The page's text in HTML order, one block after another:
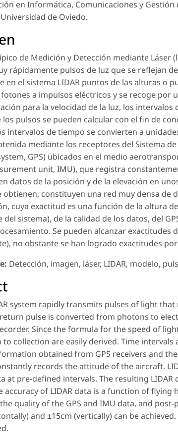
en Informática, Comunicaciones y Gestión
de Oviedo.
de Medición y Detección mediante Láser
rápidamente pulsos de luz que se reflejan
en el sistema LIDAR puntos de las alturas o
a impulsos eléctricos y se recoge por
para la velocidad de la luz, los
los pulsos se pueden calcular con el fin de
intervalos de tiempo se convierten a
mediante los receptores del Sistema
GPS) ubicados en el medio
unit, IMU), que registra
datos de la posición y de la elevación en
obtienen, constituyen una red muy densa de
cuya exactitud es una función de la altura
del sistema), de la calidad de los datos, del
Se pueden alcanzar exactitudes
no obstante se han logrado exactitudes
Detección, imagen, láser, LIDAR, modelo,
system rapidly transmits pulses of light
pulse is converted from photons to
Since the formula for the speed of
collection are easily derived. Time
obtained from GPS receivers and
records the attitude of the aircraft.
at pre-defined intervals. The resulting
accuracy of LIDAR data is a function of flying
quality of the GPS and IMU data, and
and ±15cm (vertically) can be